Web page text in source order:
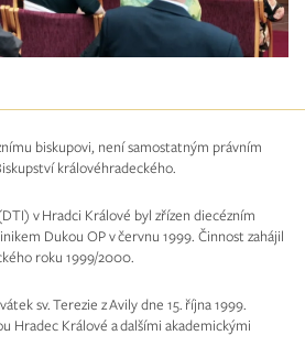
biskupovi, není samostatným právním
královéhradeckého.
v Hradci Králové byl zřízen diecézním
Dukou OP v červnu 1999. Činnost zahájil
roku 1999/2000.
sv. Terezie z Avily dne 15. října 1999.
Hradec Králové a dalšími akademickými